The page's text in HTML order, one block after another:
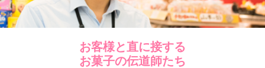
お客様と直に接する
お菓子の伝道師たち